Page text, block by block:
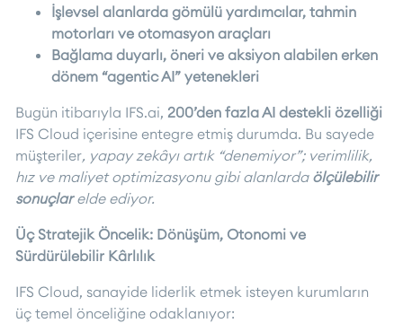
İşlevsel alanlarda gömülü yardımcılar, tahmin
motorları ve otomasyon araçları
Bağlama duyarlı, öneri ve aksiyon alabilen erken
dönem “agentic AI” yetenekleri
Bugün itibarıyla IFS.ai, 200’den fazla AI destekli özelliği
IFS Cloud içerisine entegre etmiş durumda. Bu sayede
müşteriler, yapay zekâyı artık “denemiyor”; verimlilik,
hız ve maliyet optimizasyonu gibi alanlarda ölçülebilir
sonuçlarelde ediyor.
Üç Stratejik Öncelik: Dönüşüm, Otonomi ve
Sürdürülebilir Kârlılık
IFS Cloud, sanayide liderlik etmek isteyen kurumların
üç temel önceliğine odaklanıyor: